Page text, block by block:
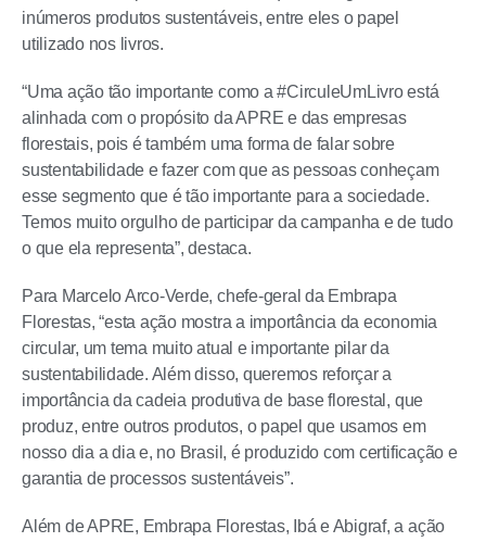
inúmeros produtos sustentáveis, entre eles o papel
utilizado nos livros.
“Uma ação tão importante como a #CirculeUmLivro está
alinhada com o propósito da APRE e das empresas
florestais, pois é também uma forma de falar sobre
sustentabilidade e fazer com que as pessoas conheçam
esse segmento que é tão importante para a sociedade.
Temos muito orgulho de participar da campanha e de tudo
o que ela representa”, destaca.
Para Marcelo Arco-Verde, chefe-geral da Embrapa
Florestas, “esta ação mostra a importância da economia
circular, um tema muito atual e importante pilar da
sustentabilidade. Além disso, queremos reforçar a
importância da cadeia produtiva de base florestal, que
produz, entre outros produtos, o papel que usamos em
nosso dia a dia e, no Brasil, é produzido com certificação e
garantia de processos sustentáveis”.
Além de APRE, Embrapa Florestas, Ibá e Abigraf, a ação